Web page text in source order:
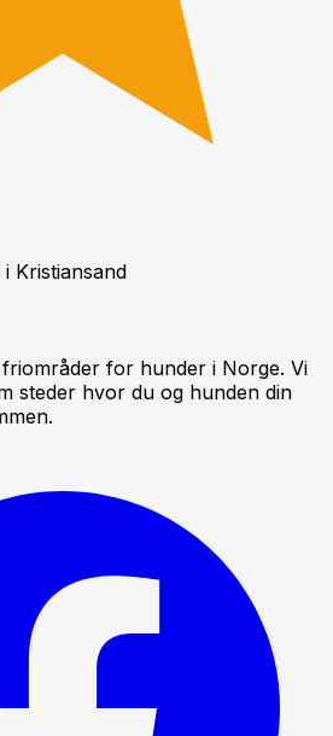
i Kristiansand
for hunder i Norge. Vi
steder hvor du og hunden din